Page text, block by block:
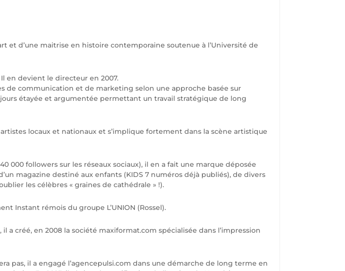
et d’une maitrise en histoire contemporaine soutenue à l’Université de
en devient le directeur en 2007.
de communication et de marketing selon une approche basée sur
étayée et argumentée permettant un travail stratégique de long
locaux et nationaux et s’implique fortement dans la scène artistique
000 followers sur les réseaux sociaux), il en a fait une marque déposée
magazine destiné aux enfants (KIDS 7 numéros déjà publiés), de divers
les célèbres « graines de cathédrale » !).
Instant rémois du groupe L’UNION (Rossel).
créé, en 2008 la société maxiformat.com spécialisée dans l’impression
pas, il a engagé l’agencepulsi.com dans une démarche de long terme en